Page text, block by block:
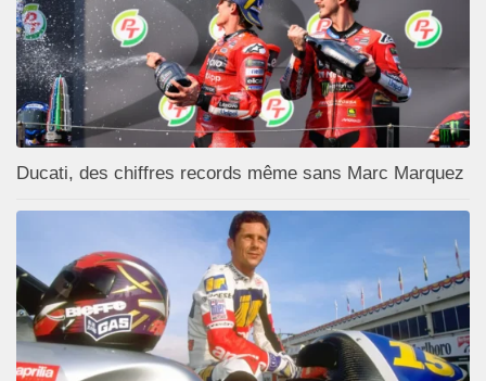
Ducati, des chiffres records même sans Marc Marquez